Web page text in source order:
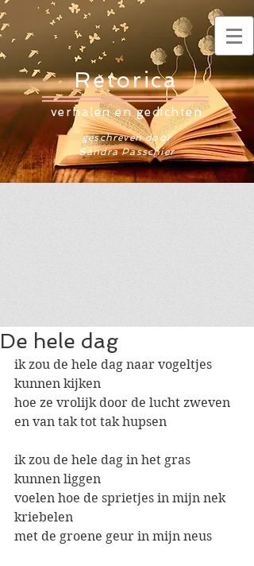
Retorica
verhalen en gedichten
geschreven door
Sandra Passchier
De hele dag
ik zou de hele dag naar vogeltjes
kunnen kijken
hoe ze vrolijk door de lucht zweven
en van tak tot tak hupsen
ik zou de hele dag in het gras
kunnen liggen
voelen hoe de sprietjes in mijn nek
kriebelen
met de groene geur in mijn neus